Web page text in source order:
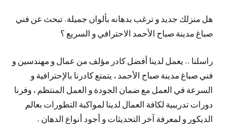
هل منزلك جديد و ترغب بدهانه بألوان جميلة. تبحث عن فني
صباغ مدينة صباح الأحمد الاحترافي و السريع ؟
راسلنا .. يعمل لدينا أفضل كادر مؤلف من عمال و مهندسين و
فني صباغ مدينة صباح الأحمد ، يتمتع كادرنا بالإحترافية و
السرعة في العمل مع ضمان الجودة و العمل المنتظم ، وفرنا
دورات تدريبية لكافة العمال لدينا لمواكبة التطورات بعالم
الديكور و لمعرفة آخر التحديثات و أجود أنواع الدهان .